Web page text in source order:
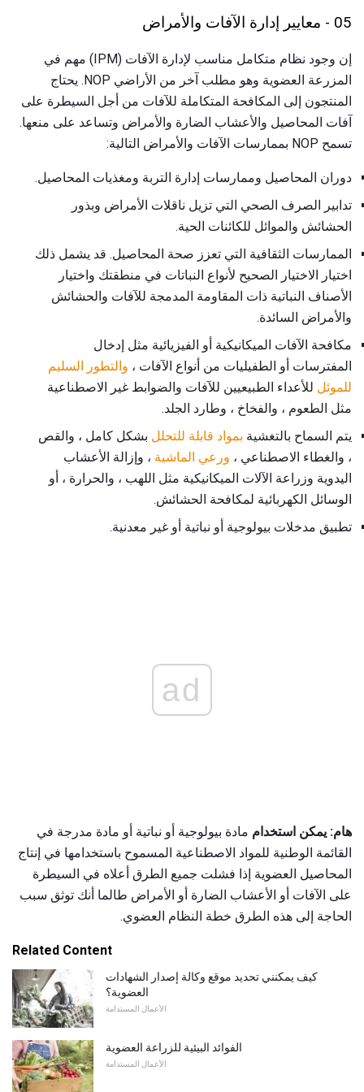
05 - معايير إدارة الآفات والأمراض
إن وجود نظام متكامل مناسب لإدارة الآفات (IPM) مهم في
المزرعة العضوية وهو مطلب آخر من الأراضي NOP. يحتاج
المنتجون إلى المكافحة المتكاملة للآفات من أجل السيطرة على
آفات المحاصيل والأعشاب الضارة والأمراض وتساعد على منعها.
تسمح NOP بممارسات الآفات والأمراض التالية:
دوران المحاصيل وممارسات إدارة التربة ومغذيات المحاصيل.
تدابير الصرف الصحي التي تزيل ناقلات الأمراض وبذور
الحشائش والموائل للكائنات الحية.
الممارسات الثقافية التي تعزز صحة المحاصيل. قد يشمل ذلك
اختيار الاختيار الصحيح لأنواع النباتات في منطقتك واختيار
الأصناف النباتية ذات المقاومة المدمجة للآفات والحشائش
والأمراض السائدة.
مكافحة الآفات الميكانيكية أو الفيزيائية مثل إدخال
المفترسات أو الطفيليات من أنواع الآفات ، والتطور السليم
للموئل للأعداء الطبيعيين للآفات والضوابط غير الاصطناعية
مثل الطعوم ، والفخاخ ، وطارد الجلد.
يتم السماح بالتغشية بمواد قابلة للتحلل بشكل كامل ، والقص
، والغطاء الاصطناعي ، ورعي الماشية ، وإزالة الأعشاب
اليدوية وزراعة الآلات الميكانيكية مثل اللهب ، والحرارة ، أو
الوسائل الكهربائية لمكافحة الحشائش.
تطبيق مدخلات بيولوجية أو نباتية أو غير معدنية.
ad
هام: يمكن استخدام مادة بيولوجية أو نباتية أو مادة مدرجة في
القائمة الوطنية للمواد الاصطناعية المسموح باستخدامها في إنتاج
المحاصيل العضوية إذا فشلت جميع الطرق أعلاه في السيطرة
على الآفات أو الأعشاب الضارة أو الأمراض طالما أنك توثق سبب
الحاجة إلى هذه الطرق خطة النظام العضوي.
Related Content
كيف يمكنني تحديد موقع وكالة إصدار الشهادات
العضوية؟
الأعمال المستدامة
الفوائد البيئية للزراعة العضوية
الأعمال المستدامة